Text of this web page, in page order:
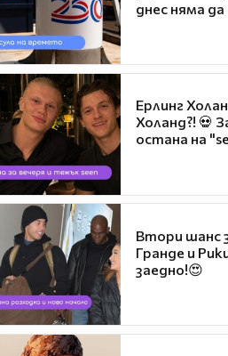
днес няма
Ерлинг
Холанд?! 💀
остана на
Втори шанс
Гранде и
заедно!😍